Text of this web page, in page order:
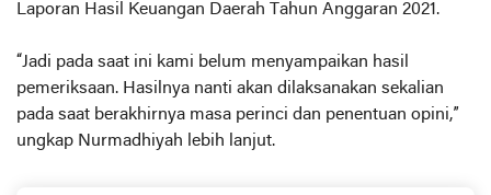
Laporan Hasil Keuangan Daerah Tahun Anggaran 2021.
“Jadi pada saat ini kami belum menyampaikan hasil
pemeriksaan. Hasilnya nanti akan dilaksanakan sekalian
pada saat berakhirnya masa perinci dan penentuan opini,”
ungkap Nurmadhiyah lebih lanjut.